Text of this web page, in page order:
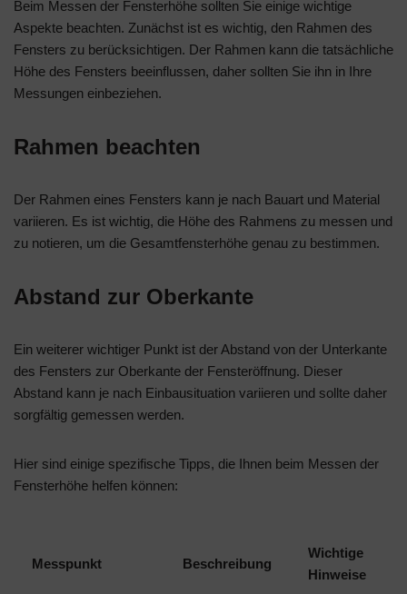
Beim Messen der Fensterhöhe sollten Sie einige wichtige
Aspekte beachten. Zunächst ist es wichtig, den Rahmen des
Fensters zu berücksichtigen. Der Rahmen kann die tatsächliche
Höhe des Fensters beeinflussen, daher sollten Sie ihn in Ihre
Messungen einbeziehen.
Rahmen beachten
Der Rahmen eines Fensters kann je nach Bauart und Material
variieren. Es ist wichtig, die Höhe des Rahmens zu messen und
zu notieren, um die Gesamtfensterhöhe genau zu bestimmen.
Abstand zur Oberkante
Ein weiterer wichtiger Punkt ist der Abstand von der Unterkante
des Fensters zur Oberkante der Fensteröffnung. Dieser
Abstand kann je nach Einbausituation variieren und sollte daher
sorgfältig gemessen werden.
Hier sind einige spezifische Tipps, die Ihnen beim Messen der
Fensterhöhe helfen können:
Messpunkt Beschreibung
Wichtige
Hinweise